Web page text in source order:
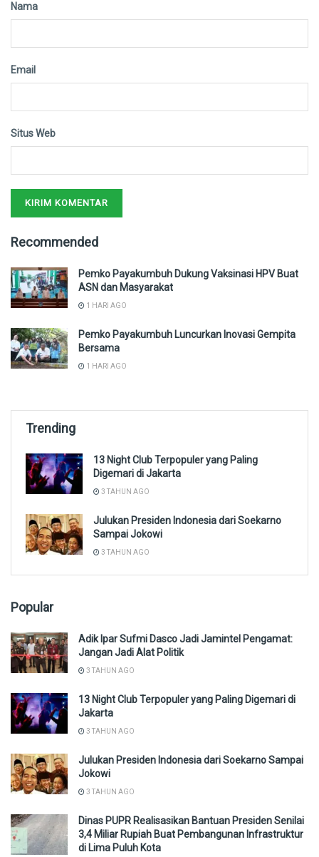
Nama
Email
Situs Web
Recommended
Pemko Payakumbuh Dukung Vaksinasi HPV Buat
ASN dan Masyarakat
1 HARI AGO
Pemko Payakumbuh Luncurkan Inovasi Gempita
Bersama
1 HARI AGO
Trending
13 Night Club Terpopuler yang Paling
Digemari di Jakarta
3 TAHUN AGO
Julukan Presiden Indonesia dari Soekarno
Sampai Jokowi
3 TAHUN AGO
Popular
Adik Ipar Sufmi Dasco Jadi Jamintel Pengamat:
Jangan Jadi Alat Politik
3 TAHUN AGO
13 Night Club Terpopuler yang Paling Digemari di
Jakarta
3 TAHUN AGO
Julukan Presiden Indonesia dari Soekarno Sampai
Jokowi
3 TAHUN AGO
Dinas PUPR Realisasikan Bantuan Presiden Senilai
3,4 Miliar Rupiah Buat Pembangunan Infrastruktur
di Lima Puluh Kota